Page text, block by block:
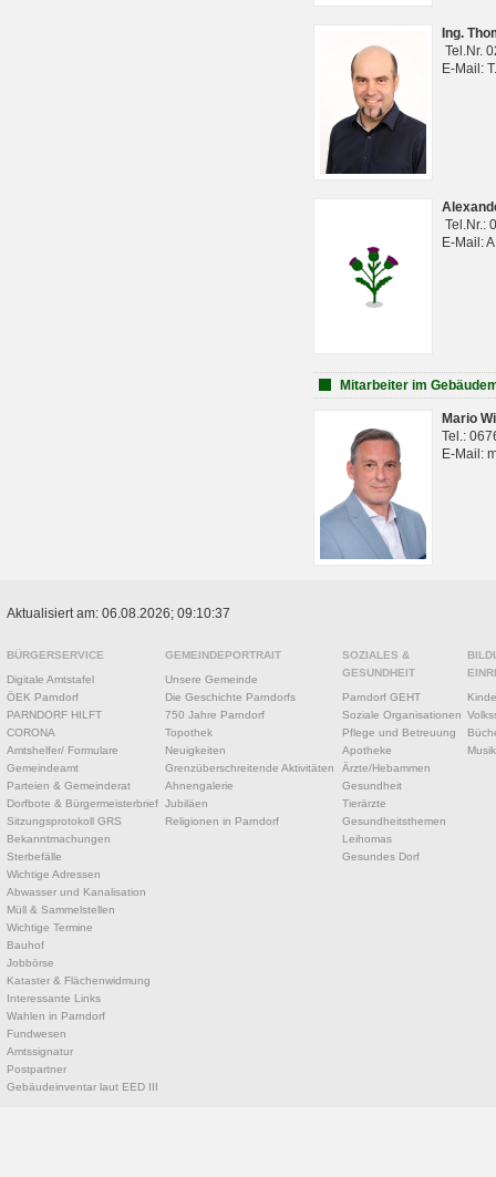
Ing.
Tel.Nr.
E-Mail:
Tel.Nr.:
E-Mail:
Mitarbeiter im
Mario
Tel.:
E-Mail:
Aktualisiert am: 06.08.2026; 09:10:37
BÜRGERSERVICE
Digitale Amtstafel
ÖEK Parndorf
PARNDORF HILFT
CORONA
Amtshelfer/ Formulare
Gemeindeamt
Parteien & Gemeinderat
Dorfbote & Bürgermeisterbrief
Sitzungsprotokoll GRS
Bekanntmachungen
Sterbefälle
Wichtige Adressen
Abwasser und Kanalisation
Müll & Sammelstellen
Wichtige Termine
Bauhof
Jobbörse
Kataster & Flächenwidmung
Interessante Links
Wahlen in Parndorf
Fundwesen
Amtssignatur
Postpartner
Gebäudeinventar laut EED III
GEMEINDEPORTRAIT
Unsere Gemeinde
Die Geschichte Parndorfs
750 Jahre Parndorf
Topothek
Neuigkeiten
Grenzüberschreitende Aktivitäten
Ahnengalerie
Jubiläen
Religionen in Parndorf
SOZIALES &
GESUNDHEIT
Parndorf GEHT
Soziale Organisationen
Pflege und Betreuung
Apotheke
Ärzte/Hebammen
Gesundheit
Tierärzte
Gesundheitsthemen
Leihomas
Gesundes Dorf